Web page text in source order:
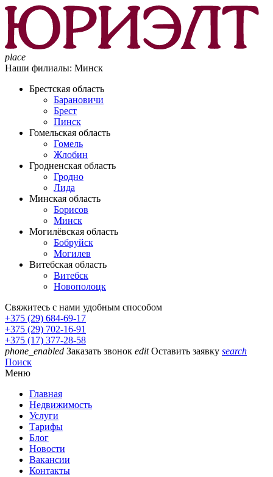
place
Наши филиалы: Минск
Брестская область
Барановичи
Брест
Пинск
Гомельская область
Гомель
Жлобин
Гродненская область
Гродно
Лида
Минская область
Борисов
Минск
Могилёвская область
Бобруйск
Могилев
Витебская область
Витебск
Новополоцк
Свяжитесь с нами удобным способом
+375 (29) 684-69-17
+375 (29) 702-16-91
+375 (17) 377-28-58
phone_enabled Заказать звонок edit Оставить заявку search
Поиск
Меню
Главная
Недвижимость
Услуги
Тарифы
Блог
Новости
Вакансии
Контакты